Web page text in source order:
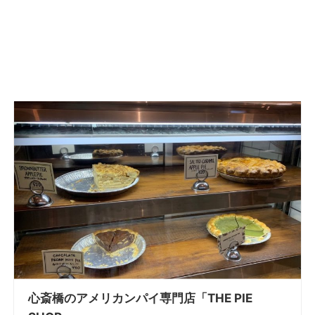
心斎橋のアメリカンパイ専門店「THE PIE